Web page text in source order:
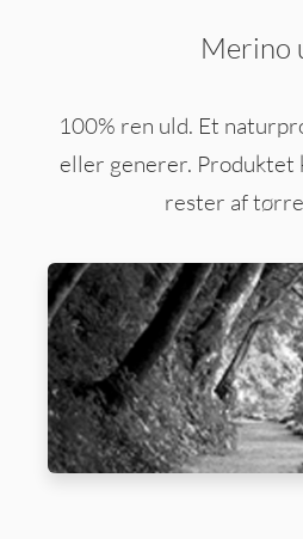
Merino
100% ren uld. Et
eller generer. Produktet
rester af